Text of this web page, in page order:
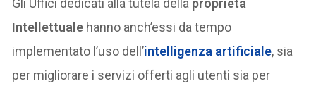
Gli Uffici dedicati alla tutela della proprietà
Intellettuale hanno anch’essi da tempo
implementato l’uso dell’intelligenza artificiale, sia
per migliorare i servizi offerti agli utenti sia per